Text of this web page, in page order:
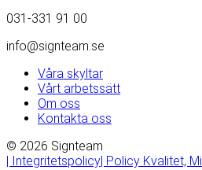
031-331 91 00
info@signteam.se
Våra skyltar
Vårt arbetssätt
Om oss
Kontakta oss
© 2026 Signteam
| Integritetspolicy | Policy Kvalitet,